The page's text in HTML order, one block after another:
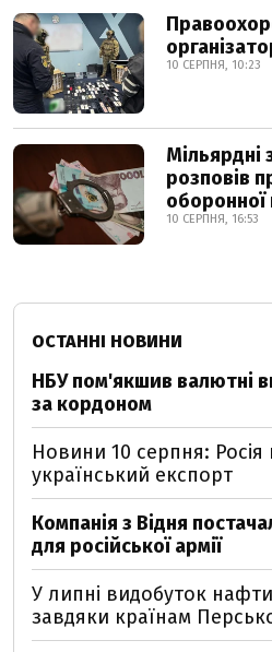
10 СЕРПНЯ, 10:23
Мільярдні
розповів
оборонної
10 СЕРПНЯ, 16:53
ОСТАННІ НОВИНИ
НБУ пом'якшив валютні
за кордоном
Новини 10 серпня: Росія
український експорт
Компанія з Відня
для російської армії
У липні видобуток
завдяки країнам